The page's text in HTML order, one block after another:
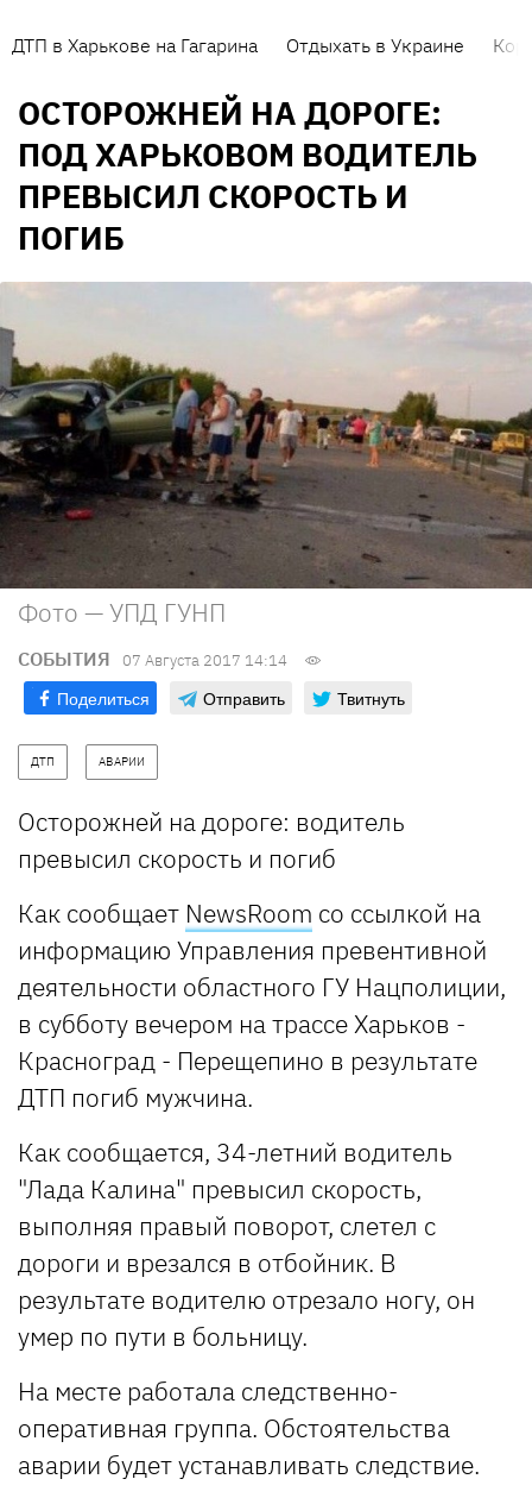
ДТП в Харькове на Гагарина Отдыхать в Украине
ОСТОРОЖНЕЙ НА ДОРОГЕ:
ПОД ХАРЬКОВОМ ВОДИТЕЛЬ
ПРЕВЫСИЛ СКОРОСТЬ И
ПОГИБ
Фото — УПД ГУНП
СОБЫТИЯ 07 Августа 2017 14:14
Поделиться Отправить Твитнуть
ДТП АВАРИИ
Осторожней на дороге: водитель
превысил скорость и погиб
Как сообщает NewsRoom со ссылкой на
информацию Управления превентивной
деятельности областного ГУ Нацполиции,
в субботу вечером на трассе Харьков -
Красноград - Перещепино в результате
ДТП погиб мужчина.
Как сообщается, 34-летний водитель
"Лада Калина" превысил скорость,
выполняя правый поворот, слетел с
дороги и врезался в отбойник. В
результате водителю отрезало ногу, он
умер по пути в больницу.
На месте работала следственно-
оперативная группа. Обстоятельства
аварии будет устанавливать следствие.